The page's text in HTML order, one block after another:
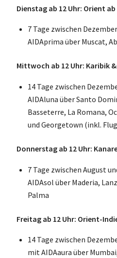
Dienstag ab 12 Uhr: Orient
7 Tage zwischen
AIDAprima über Muscat,
Mittwoch ab 12 Uhr: Karibik
14 Tage zwischen
AIDAluna über Santo
Basseterre, La Romana,
und Georgetown (inkl.
Donnerstag ab 12 Uhr:
7 Tage zwischen August
AIDAsol über Maderia,
Palma
Freitag ab 12 Uhr: Orient-
14 Tage zwischen
mit AIDAaura über